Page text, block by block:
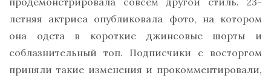
летняя актриса опубликовала фото, на котором
она одета в короткие джинсовые шорты и
соблазнительный топ. Подписчики с восторгом
приняли такие изменения и прокомментировали,